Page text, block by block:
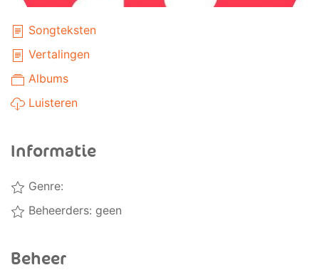
Songteksten
Vertalingen
Albums
Luisteren
Informatie
Genre:
Beheerders: geen
Beheer